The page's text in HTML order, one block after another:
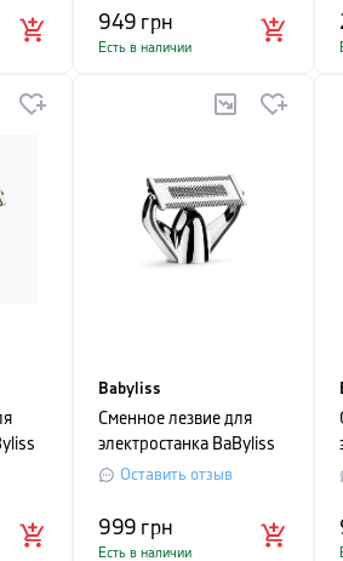
949 грн
Есть в наличии
Babyliss
Сменное лезвие для
электростанка BaByliss
X-Blade
Оставить отзыв
999 грн
Есть в наличии